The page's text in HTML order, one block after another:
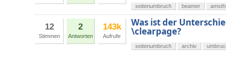
seitenumbruch beamer
12
Stimmen
2
Antworten
143k
Aufrufe
Was ist der
\clearpage?
seitenumbruch archiv